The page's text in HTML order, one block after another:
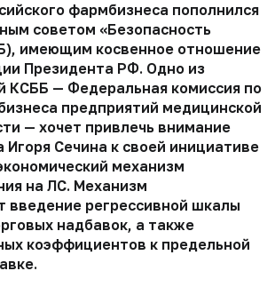
фармбизнеса пополнился
советом «Безопасность
имеющим косвенное отношение
Президента РФ. Одно из
КСББ — Федеральная комиссия по
предприятий медицинской
— хочет привлечь внимание
Сечина к своей инициативе
механизм
на ЛС. Механизм
введение регрессивной шкалы
надбавок, а также
коэффициентов к предельной